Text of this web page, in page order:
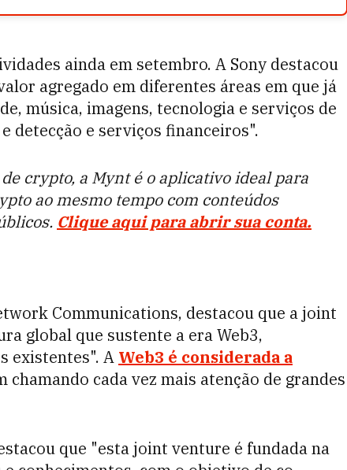
ainda em setembro. A Sony destacou
agregado em diferentes áreas em que já
música, imagens, tecnologia e serviços de
detecção e serviços financeiros".
crypto, a Mynt é o aplicativo ideal para
ao mesmo tempo com conteúdos
Clique aqui para abrir sua conta.
Communications, destacou que a joint
global que sustente a era Web3,
existentes". A Web3 é considerada a
chamando cada vez mais atenção de grandes
que "esta joint venture é fundada na